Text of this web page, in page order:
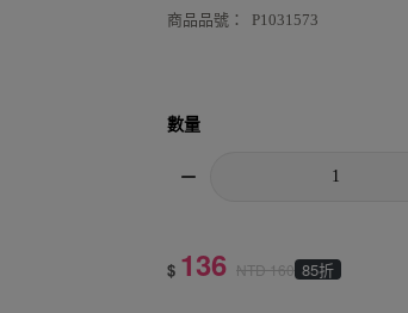
商品品號 ： P1031573
數量
$ 136 NTD160 85折